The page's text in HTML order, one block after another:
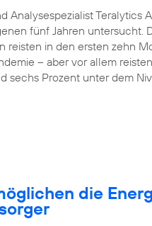
Analysespezialist Teralytics
fünf Jahren untersucht.
in den ersten zehn
– aber vor allem
sechs Prozent unter dem
die